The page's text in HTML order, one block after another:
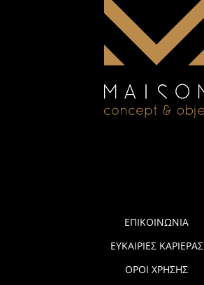
ΕΠΙΚΟΙΝΩΝΙΑ
ΕΥΚΑΙΡΙΕΣ ΚΑΡΙΕΡΑΣ
ΟΡΟΙ ΧΡΗΣΗΣ